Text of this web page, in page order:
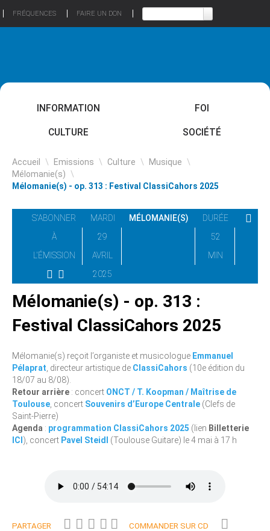
FRÉQUENCES FAIRE UN DON
INFORMATION FOI
CULTURE SOCIÉTÉ
Accueil \ Emissions \ Culture \ Musique \
Mélomanie(s) \
Mélomanie(s) - op. 313 : Festival ClassiCahors 2025
S'ABONNER
À
L'ÉMISSION
MARDI
29
AVRIL
2025
MÉLOMANIE(S)
DURÉE
52
MIN
Mélomanie(s) - op. 313 :
Festival ClassiCahors 2025
Mélomanie(s) reçoit l’organiste et musicologue Emmanuel
Pélaprat , directeur artistique de ClassiCahors (10e édition du
18/07 au 8/08).
Retour arrière : concert ONCT / T. Koopman / Maîtrise de
Toulouse , concert Souvenirs d’Europe Centrale (Clefs de
Saint-Pierre)
Agenda : programmation ClassiCahors 2025 (lien Billetterie
ICI ), concert Pavel Steidl (Toulouse Guitare) le 4 mai à 17 h
PARTAGER COMMANDER SUR CD